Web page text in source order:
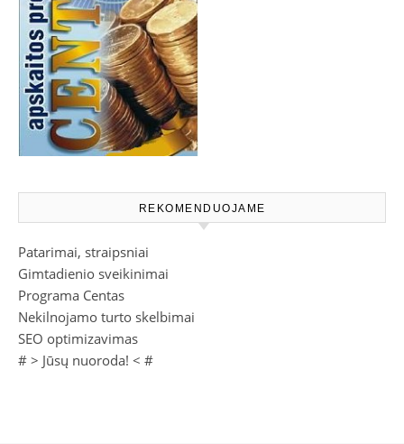
REKOMENDUOJAME
Patarimai, straipsniai
Gimtadienio sveikinimai
Programa Centas
Nekilnojamo turto skelbimai
SEO optimizavimas
# > Jūsų nuoroda! < #